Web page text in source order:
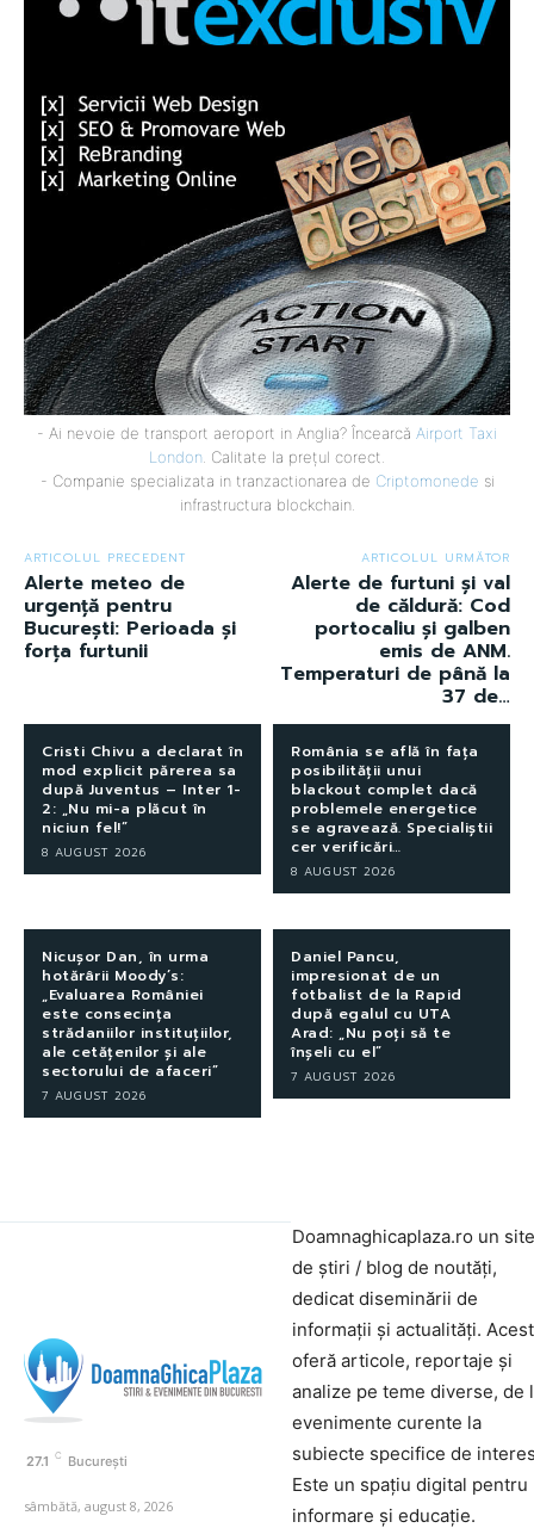
- Ai nevoie de transport aeroport in Anglia? Încearcă Airport Taxi
London . Calitate la prețul corect.
- Companie specializata in tranzactionarea de Criptomonede si
infrastructura blockchain.
ARTICOLUL PRECEDENT
Alerte meteo de
urgență pentru
București: Perioada și
forța furtunii
ARTICOLUL URMĂTOR
Alerte de furtuni și val
de căldură: Cod
portocaliu și galben
emis de ANM.
Temperaturi de până la
37 de…
Cristi Chivu a declarat în
mod explicit părerea sa
după Juventus – Inter 1-
2: „Nu mi-a plăcut în
niciun fel!”
8 AUGUST 2026
România se află în fața
posibilității unui
blackout complet dacă
problemele energetice
se agravează. Specialiștii
cer verificări…
8 AUGUST 2026
Nicușor Dan, în urma
hotărârii Moody’s:
„Evaluarea României
este consecința
strădaniilor instituțiilor,
ale cetățenilor și ale
sectorului de afaceri”
7 AUGUST 2026
Daniel Pancu,
impresionat de un
fotbalist de la Rapid
după egalul cu UTA
Arad: „Nu poți să te
înșeli cu el”
7 AUGUST 2026
27.1 C București
sâmbătă, august 8, 2026
Doamnaghicaplaza.ro un site
de știri / blog de noutăți,
dedicat diseminării de
informații și actualități.
oferă articole, reportaje și
analize pe teme diverse, de
evenimente curente la
subiecte specifice de
Este un spațiu digital pentru
informare și educație.